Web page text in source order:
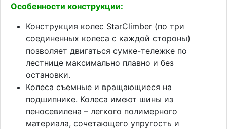
Особенности конструкции:
Конструкция колес StarClimber (по три
соединенных колеса с каждой стороны)
позволяет двигаться сумке-тележке по
лестнице максимально плавно и без
остановки.
Колеса съемные и вращающиеся на
подшипнике. Колеса имеют шины из
пеносевилена – легкого полимерного
материала, сочетающего упругость и